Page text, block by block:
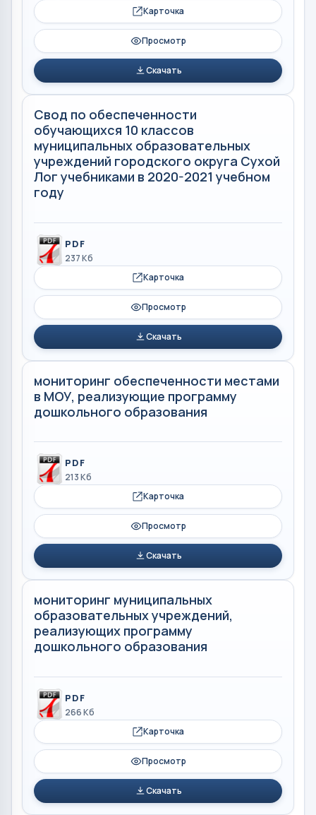
Карточка
Просмотр
Скачать
Свод по обеспеченности
обучающихся 10 классов
муниципальных образовательных
учреждений городского округа Сухой
Лог учебниками в 2020-2021 учебном
году
PDF
237 Кб
Карточка
Просмотр
Скачать
мониторинг обеспеченности местами
в МОУ, реализующие программу
дошкольного образования
PDF
213 Кб
Карточка
Просмотр
Скачать
мониторинг муниципальных
образовательных учреждений,
реализующих программу
дошкольного образования
PDF
266 Кб
Карточка
Просмотр
Скачать